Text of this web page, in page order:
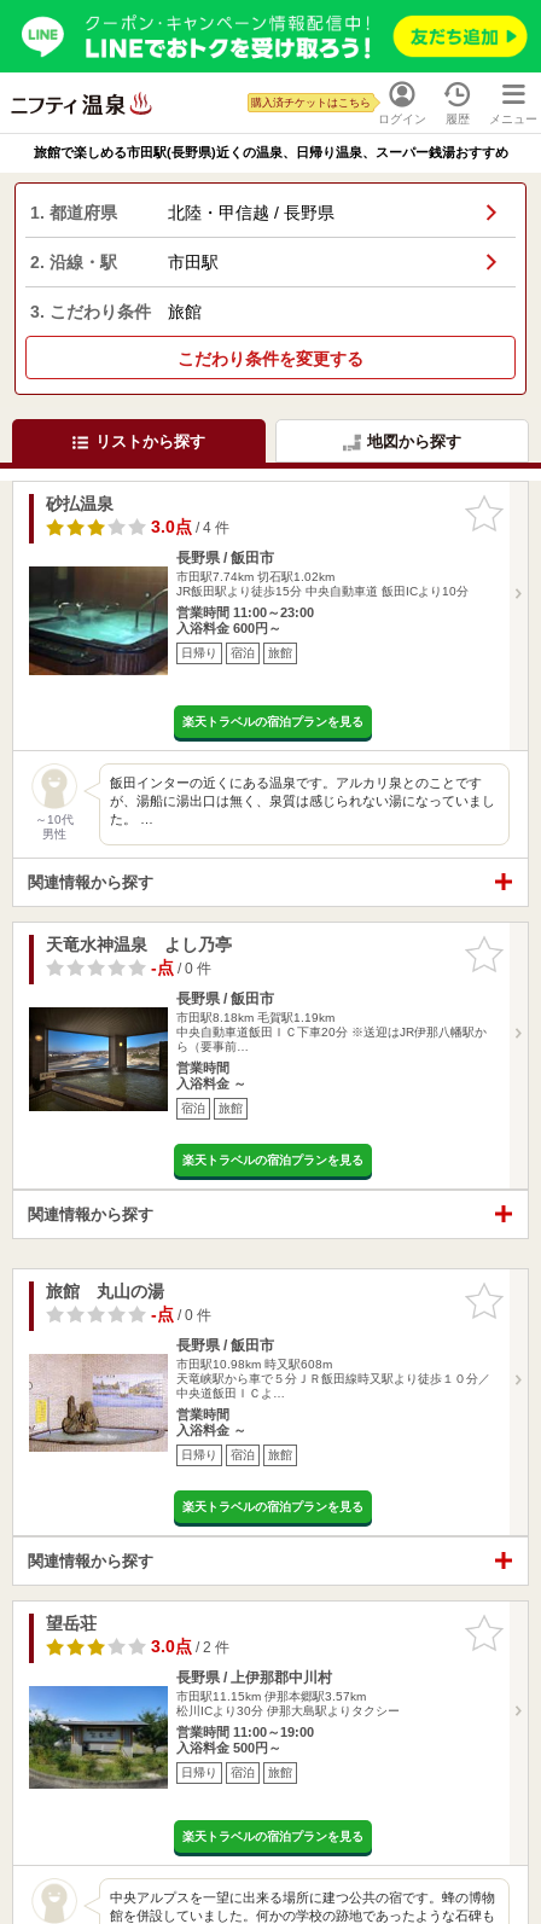
ログイン
購入済チケットはこちら
履歴 メニュー
旅館で楽しめる市田駅(長野県)近くの温泉、日帰り温泉、スーパー銭湯おすすめ
1. 都道府県 北陸・甲信越 / 長野県
2. 沿線・駅 市田駅
3. こだわり条件 旅館
こだわり条件を変更する
リストから探す 地図から探す
お気に入
りに追加
砂払温泉
3.0点/ 4 件
長野県 / 飯田市
市田駅7.74km 切石駅1.02km
JR飯田駅より徒歩15分 中央自動車道 飯田ICより10分
営業時間 11:00～23:00
入浴料金 600円～
日帰り 宿泊 旅館
楽天トラベルの宿泊プランを見る
～10代
男性
飯田インターの近くにある温泉です。アルカリ泉とのことです
が、湯船に湯出口は無く、泉質は感じられない湯になっていまし
た。 …
関連情報から探す
お気に入
りに追加
天竜水神温泉 よし乃亭
-点/ 0 件
長野県 / 飯田市
市田駅8.18km 毛賀駅1.19km
中央自動車道飯田ＩＣ下車20分 ※送迎はJR伊那八幡駅か
ら（要事前…
営業時間
入浴料金 ～
宿泊 旅館
楽天トラベルの宿泊プランを見る
関連情報から探す
お気に入
りに追加
旅館 丸山の湯
-点/ 0 件
長野県 / 飯田市
市田駅10.98km 時又駅608m
天竜峡駅から車で５分ＪＲ飯田線時又駅より徒歩１０分／
中央道飯田ＩＣよ…
営業時間
入浴料金 ～
日帰り 宿泊 旅館
楽天トラベルの宿泊プランを見る
関連情報から探す
お気に入
りに追加
望岳荘
3.0点/ 2 件
長野県 / 上伊那郡中川村
市田駅11.15km 伊那本郷駅3.57km
松川ICより30分 伊那大島駅よりタクシー
営業時間 11:00～19:00
入浴料金 500円～
日帰り 宿泊 旅館
楽天トラベルの宿泊プランを見る
中央アルプスを一望に出来る場所に建つ公共の宿です。蜂の博物
館を併設していました。何かの学校の跡地であったような石碑も